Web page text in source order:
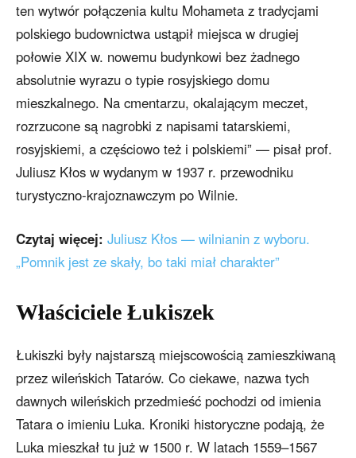
ten wytwór połączenia kultu Mohameta z tradycjami
polskiego budownictwa ustąpił miejsca w drugiej
połowie XIX w. nowemu budynkowi bez żadnego
absolutnie wyrazu o typie rosyjskiego domu
mieszkalnego. Na cmentarzu, okalającym meczet,
rozrzucone są nagrobki z napisami tatarskiemi,
rosyjskiemi, a częściowo też i polskiemi” — pisał prof.
Juliusz Kłos w wydanym w 1937 r. przewodniku
turystyczno-krajoznawczym po Wilnie.
Czytaj więcej: Juliusz Kłos — wilnianin z wyboru.
„Pomnik jest ze skały, bo taki miał charakter”
Właściciele Łukiszek
Łukiszki były najstarszą miejscowością zamieszkiwaną
przez wileńskich Tatarów. Co ciekawe, nazwa tych
dawnych wileńskich przedmieść pochodzi od imienia
Tatara o imieniu Luka. Kroniki historyczne podają, że
Luka mieszkał tu już w 1500 r. W latach 1559–1567